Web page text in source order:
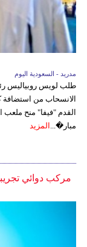
مدريد - السعودية اليوم
طلب لويس روبياليس
القدم "فيفا" منح ملعب
مبار�... المزيد
مركب دوائي